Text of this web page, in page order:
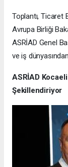
Toplantı, Ticaret
Avrupa Birliği
ASRİAD Genel
ve iş
ASRİAD Kocaeli
Şekillendiriyor